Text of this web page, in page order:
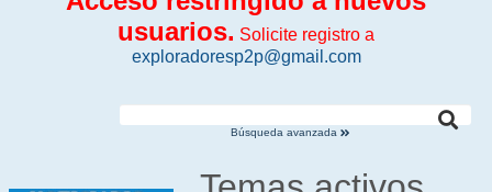
usuarios. Solicite registro a
exploradoresp2p@gmail.com
Búsqueda avanzada